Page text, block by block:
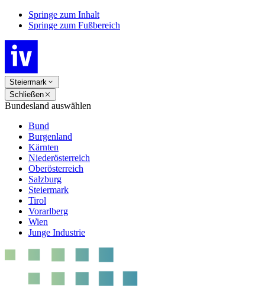
Springe zum Inhalt
Springe zum Fußbereich
Steiermark
Schließen
Bundesland auswählen
Bund
Burgenland
Kärnten
Niederösterreich
Oberösterreich
Salzburg
Steiermark
Tirol
Vorarlberg
Wien
Junge Industrie